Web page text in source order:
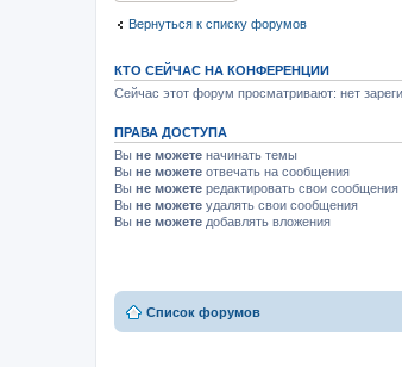
Вернуться к списку форумов
КТО СЕЙЧАС НА КОНФЕРЕНЦИИ
Сейчас этот форум просматривают: нет
ПРАВА ДОСТУПА
Вы не можете начинать темы
Вы не можете отвечать на сообщения
Вы не можете редактировать свои сообщения
Вы не можете удалять свои сообщения
Вы не можете добавлять вложения
Список форумов